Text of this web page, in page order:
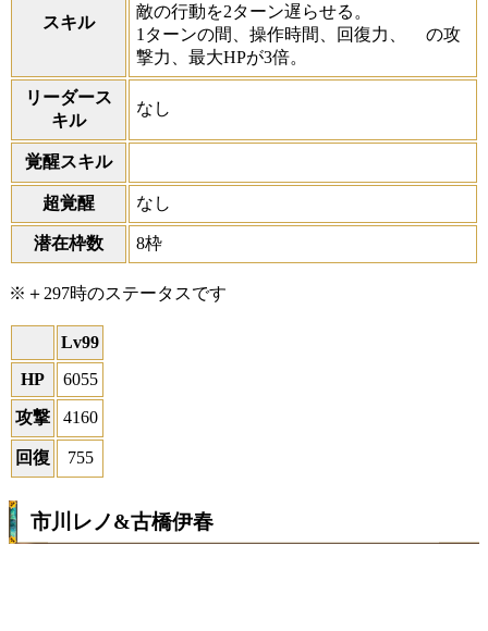
スキル
敵の行動を2ターン遅らせる。
1ターンの間、操作時間、回復力、
の攻
撃力、最大HPが3倍。
リーダース
キル
なし
覚醒スキル
超覚醒 なし
潜在枠数 8枠
※＋297時のステータスです
Lv99
HP
6055
攻撃 4160
回復 755
市川レノ&古橋伊春